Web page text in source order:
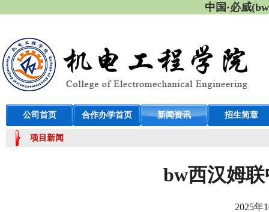
中国·必威
公司首页 合作办学首页 新闻资讯 招生简章
项目新闻
bw西汉姆
2025年